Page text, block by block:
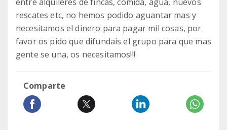
rescates etc, no hemos podido aguantar mas y
necesitamos el dinero para pagar mil cosas, por
favor os pido que difundais el grupo para que mas
gente se una, os necesitamos!!!
Comparte